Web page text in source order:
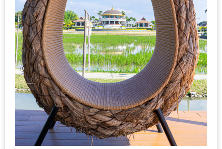
โลก
กับ
โรง
แรม
ฮอ
ลิ
เดย์
อินน์
เชียงใหม่
PANDA